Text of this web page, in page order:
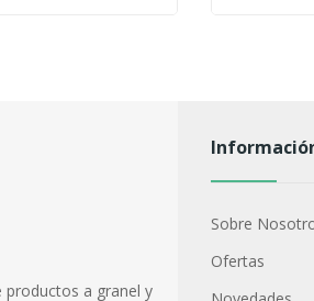
productos a granel y
Sobre
Ofertas